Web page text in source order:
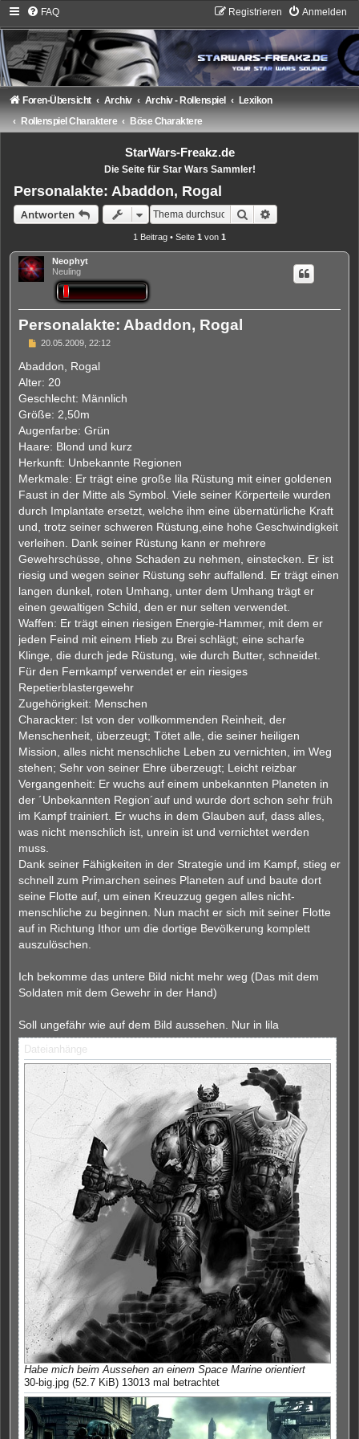
FAQ Anmelden
Registrieren
Foren-Übersicht Archiv Archiv - Rollenspiel
Lexikon
Rollenspiel Charaktere
Böse Charaktere
StarWars-Freakz.de
Die Seite für Star Wars Sammler!
Personalakte: Abaddon, Rogal
Antworten Suche
1 Beitrag • Seite 1 von 1
Neophyt
Neuling
Personalakte: Abaddon, Rogal
B
i
r
a
g
20.05.2009, 22:12
Abaddon, Rogal
Alter: 20
Geschlecht: Männlich
Größe: 2,50m
Augenfarbe: Grün
Haare: Blond und kurz
Herkunft: Unbekannte Regionen
Merkmale: Er trägt eine große lila Rüstung mit einer goldenen
Faust in der Mitte als Symbol. Viele seiner Körperteile wurden
durch Implantate ersetzt, welche ihm eine übernatürliche Kraft
und, trotz seiner schweren Rüstung,eine hohe Geschwindigkeit
verleihen. Dank seiner Rüstung kann er mehrere
Gewehrschüsse, ohne Schaden zu nehmen, einstecken. Er ist
riesig und wegen seiner Rüstung sehr auffallend. Er trägt einen
langen dunkel, roten Umhang, unter dem Umhang trägt er
einen gewaltigen Schild, den er nur selten verwendet.
Waffen: Er trägt einen riesigen Energie-Hammer, mit dem er
jeden Feind mit einem Hieb zu Brei schlägt; eine scharfe
Klinge, die durch jede Rüstung, wie durch Butter, schneidet.
Für den Fernkampf verwendet er ein riesiges
Repetierblastergewehr
Zugehörigkeit: Menschen
Charackter: Ist von der vollkommenden Reinheit, der
Menschenheit, überzeugt; Tötet alle, die seiner heiligen
Mission, alles nicht menschliche Leben zu vernichten, im Weg
stehen; Sehr von seiner Ehre überzeugt; Leicht reizbar
Vergangenheit: Er wuchs auf einem unbekannten Planeten in
der ´Unbekannten Region´auf und wurde dort schon sehr früh
im Kampf trainiert. Er wuchs in dem Glauben auf, dass alles,
was nicht menschlich ist, unrein ist und vernichtet werden
muss.
Dank seiner Fähigkeiten in der Strategie und im Kampf, stieg er
schnell zum Primarchen seines Planeten auf und baute dort
seine Flotte auf, um einen Kreuzzug gegen alles nicht-
menschliche zu beginnen. Nun macht er sich mit seiner Flotte
auf in Richtung Ithor um die dortige Bevölkerung komplett
auszulöschen.
Ich bekomme das untere Bild nicht mehr weg (Das mit dem
Soldaten mit dem Gewehr in der Hand)
Soll ungefähr wie auf dem Bild aussehen. Nur in lila
Dateianhänge
Habe mich beim Aussehen an einem Space Marine orientiert
30-big.jpg (52.7 KiB) 13013 mal betrachtet